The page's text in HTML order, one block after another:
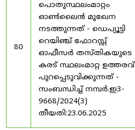
80
പൊതുസ്ഥലംമാറ്റം
ഓൺലൈൻ മുഖേന
നടത്തുന്നത് - ഡെപ്യൂട്ടി
റെയിഞ്ച് ഫോറസ്റ്റ്
ഓഫീസർ തസ്തികയുടെ
കരട് സ്ഥലംമാറ്റ ഉത്തരവ്
പുറപ്പെടുവിക്കുന്നത് -
സംബന്ധിച്ച് നമ്പർ.ഇ3-
9668/2024(3)
തീയതി:23.06.2025